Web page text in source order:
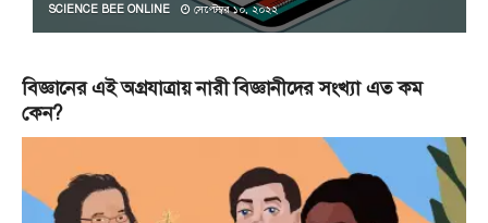
SCIENCE BEE ONLINE সেপ্টেম্বর ১০, ২০২২
বিজ্ঞানের এই অগ্রযাত্রায় নারী বিজ্ঞানীদের সংখ্যা এত কম
কেন?